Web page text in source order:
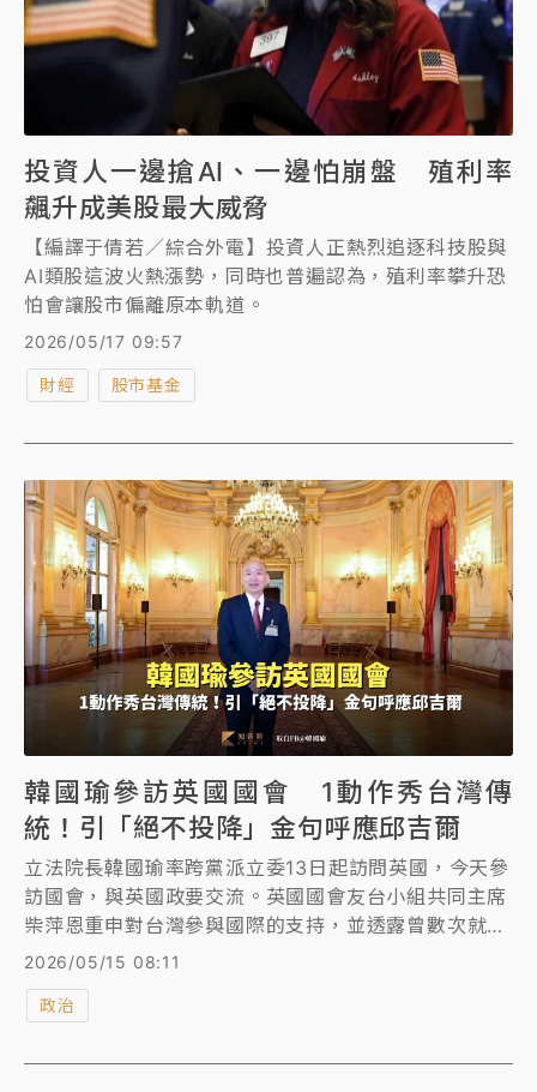
投資人一邊搶AI、一邊怕崩盤 殖利率
飆升成美股最大威脅
【編譯于倩若／綜合外電】投資人正熱烈追逐科技股與
AI類股這波火熱漲勢，同時也普遍認為，殖利率攀升恐
怕會讓股市偏離原本軌道。
2026/05/17 09:57
財經 股市基金
韓國瑜參訪英國國會 1動作秀台灣傳
統！引「絕不投降」金句呼應邱吉爾
立法院長韓國瑜率跨黨派立委13日起訪問英國，今天參
訪國會，與英國政要交流。英國國會友台小組共同主席
柴萍恩重申對台灣參與國際的支持，並透露曾數次就台
灣參與世界衛生組織（WHO）事宜洽詢秘書長譚德
2026/05/15 08:11
政治